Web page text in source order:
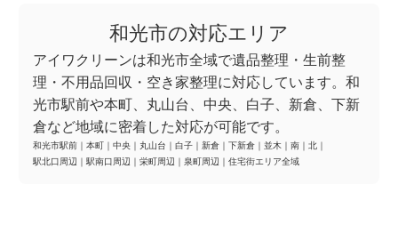
和光市の対応エリア
アイワクリーンは和光市全域で遺品整理・生前整
理・不用品回収・空き家整理に対応しています。和
光市駅前や本町、丸山台、中央、白子、新倉、下新
倉など地域に密着した対応が可能です。
和光市駅前 ｜ 本町 ｜ 中央 ｜ 丸山台 ｜ 白子 ｜ 新倉 ｜ 下新倉 ｜ 並木 ｜ 南 ｜ 北 ｜
駅北口周辺 ｜ 駅南口周辺 ｜ 栄町周辺 ｜ 泉町周辺 ｜ 住宅街エリア全域